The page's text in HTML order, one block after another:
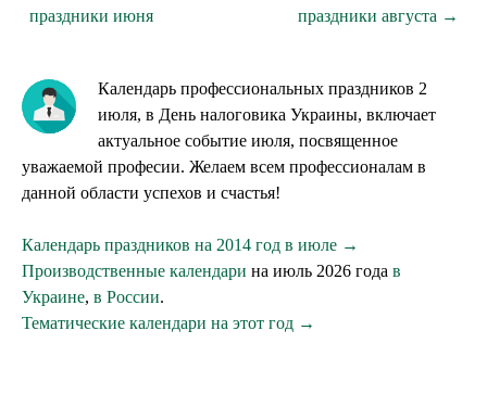
праздники июня
праздники августа →
Календарь профессиональных праздников 2
июля, в День налоговика Украины, включает
актуальное событие июля, посвященное
уважаемой професии. Желаем всем профессионалам в
данной области успехов и счастья!
Календарь праздников на 2014 год в июле →
Производственные календари на июль 2026 года в
Украине, в России.
Тематические календари на этот год →